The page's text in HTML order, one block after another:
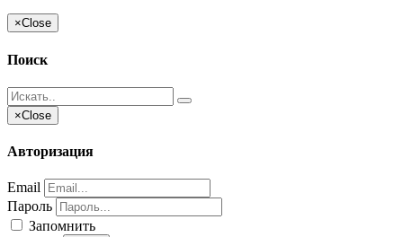
×Close
Поиск
×Close
Авторизация
Email
Пароль
Запомнить